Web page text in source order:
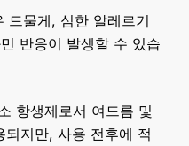
드물게, 심한 알레르기
반응이 발생할 수 있습
항생제로서 여드름 및
지만, 사용 전후에 적